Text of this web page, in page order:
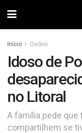
Início Osório
Idoso de
no Litoral
A família pede que
compartilhem se